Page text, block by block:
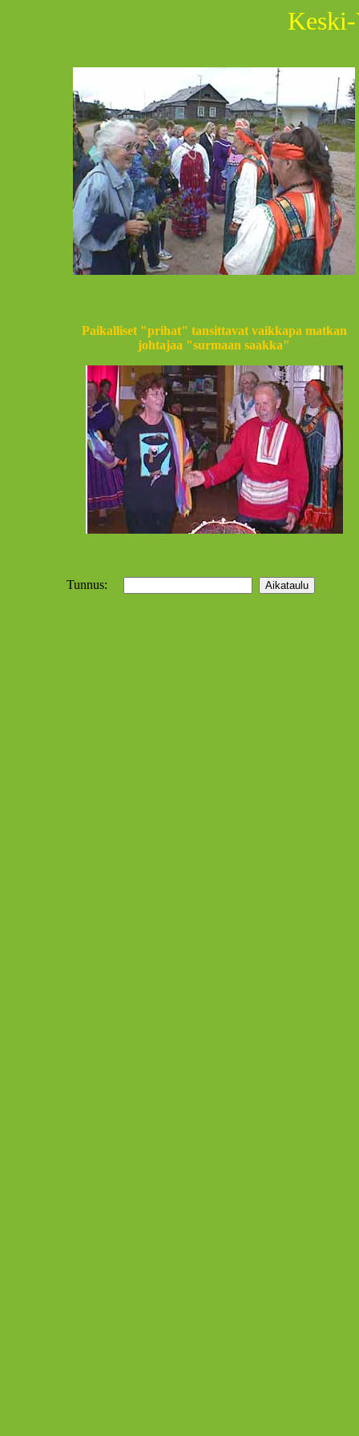
Keski-
Paikalliset "prihat" tansittavat vaikkapa matkan
johtajaa "surmaan saakka"
Tunnus: